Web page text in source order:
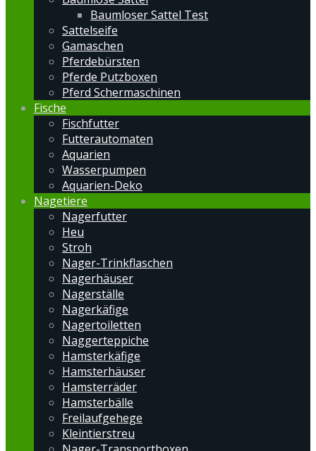
Baumloser Sattel Test
Sattelseife
Gamaschen
Pferdebürsten
Pferde Putzboxen
Pferd Schermaschinen
Fische
Fischfutter
Futterautomaten
Aquarien
Wasserpumpen
Aquarien-Deko
Nagetiere
Nagerfutter
Heu
Stroh
Nager-Trinkflaschen
Nagerhäuser
Nagerställe
Nagerkäfige
Nagertoiletten
Naggerteppiche
Hamsterkäfige
Hamsterhäuser
Hamsterräder
Hamsterbälle
Freilaufgehege
Kleintierstreu